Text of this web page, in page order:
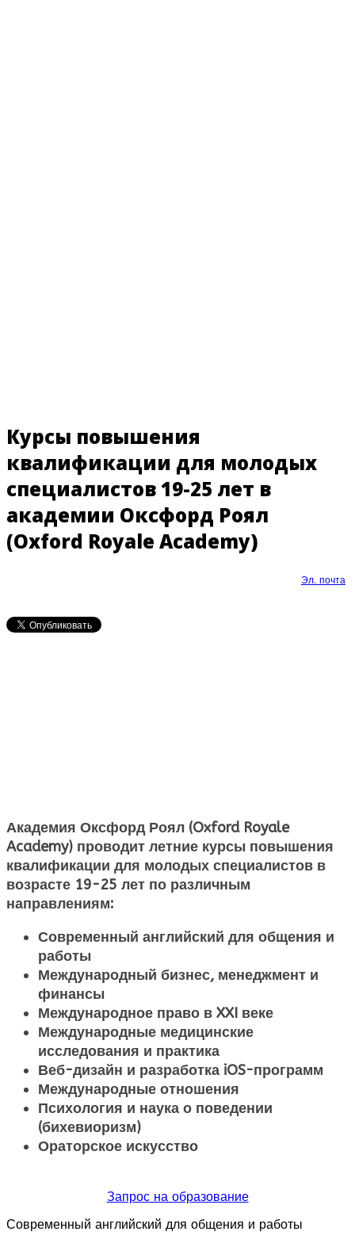
Курсы повышения
квалификации для молодых
специалистов 19-25 лет в
академии Оксфорд Роял
(Oxford Royale Academy)
Эл. почта
Академия Оксфорд Роял (Oxford Royale
Academy) проводит летние курсы повышения
квалификации для молодых специалистов в
возрасте 19-25 лет по различным
направлениям:
Современный английский для общения и
работы
Международный бизнес, менеджмент и
финансы
Международное право в XXI веке
Международные медицинские
исследования и практика
Веб-дизайн и разработка iOS-программ
Международные отношения
Психология и наука о поведении
(бихевиоризм)
Ораторское искусство
Запрос на образование
Современный английский для общения и работы